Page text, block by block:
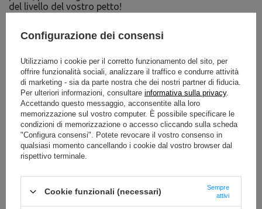
del livello del vostro petto!
La regolazione completa dello schienale e del sedile
garantisce un adattamento al 100% della macchina alla
vostra altezza e postura. Inoltre, rende l'allenamento su
questa macchina estremamente confortevole ed efficace.
Attrezzate la vostra palestra con la butterfly a doppia
funzione MP-U224 oggi stesso!
Configurazione dei consensi
Utilizziamo i cookie per il corretto funzionamento del sito, per
offrire funzionalità sociali, analizzare il traffico e condurre attività
di marketing - sia da parte nostra che dei nostri partner di fiducia.
Per ulteriori informazioni, consultare informativa sulla privacy.
Accettando questo messaggio, acconsentite alla loro
memorizzazione sul vostro computer. È possibile specificare le
condizioni di memorizzazione o accesso cliccando sulla scheda
"Configura consensi". Potete revocare il vostro consenso in
qualsiasi momento cancellando i cookie dal vostro browser dal
rispettivo terminale.
Cookie funzionali (necessari)
Sempre
attivi